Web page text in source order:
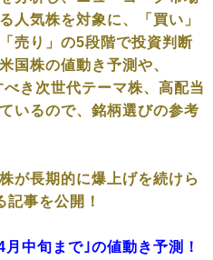
人気株を対象に、「買い」
売り」の5段階で投資判断
国株の値動き予測や、
き次世代テーマ株、高配当
いるので、銘柄選びの参考
が長期的に爆上げを続けら
事を公開！
中旬まで｣の値動き予測！